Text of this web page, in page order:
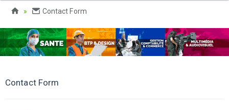
Contact Form
Contact Form